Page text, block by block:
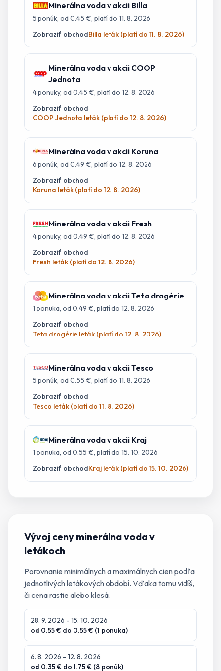
Minerálna vodav akcii Billa
5 ponúk, od 0.45 €, platí do 11. 8. 2026
Zobraziť obchodBilla leták (platí do 11. 8. 2026)
Minerálna vodav akcii COOP
Jednota
4ponuky, od 0.45 €, platí do 12. 8. 2026
Zobraziť obchod
COOP Jednota leták (platí do 12. 8. 2026)
Minerálna vodav akcii Koruna
6 ponúk, od 0.49 €, platí do 12. 8. 2026
Zobraziť obchod
Koruna leták (platí do 12. 8. 2026)
Minerálna vodav akcii Fresh
4ponuky, od 0.49 €, platí do 12. 8. 2026
Zobraziť obchod
Fresh leták (platí do 12. 8. 2026)
Minerálna vodav akciiTeta drogérie
1 ponuka, od 0.49 €, platí do 12. 8. 2026
Zobraziť obchod
Teta drogérie leták (platí do 12. 8. 2026)
Minerálna vodav akciiTesco
5 ponúk, od 0.55 €, platí do 11. 8. 2026
Zobraziť obchod
Tesco leták (platí do 11. 8. 2026)
Minerálna vodav akcii Kraj
1 ponuka, od 0.55 €, platí do 15. 10. 2026
Zobraziť obchodKraj leták (platí do 15. 10. 2026)
Vývoj ceny minerálna vodav
letákoch
Porovnanie minimálnych a maximálnych cien podľa
jednotlivých letákových období. Vďaka tomu vidíš,
či cena rastie alebo klesá.
28. 9. 2026 - 15. 10. 2026
od 0.55€ do 0.55€ (1 ponuka)
6. 8. 2026 - 12. 8. 2026
od 0.35€ do 1.75€ (8 ponúk)